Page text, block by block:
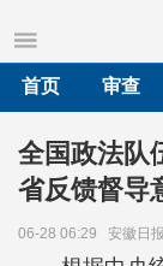
首页
审查
全国政法队
省反馈督导
06-28 06:29 安徽日报